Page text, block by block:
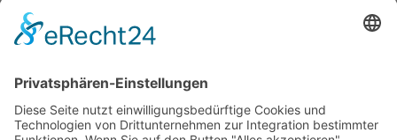
Wir wollen Ihr persönlicher Online Marine Spezialist sein,